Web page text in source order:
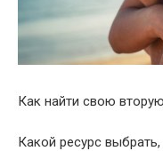
Как найти свою
Какой ресурс